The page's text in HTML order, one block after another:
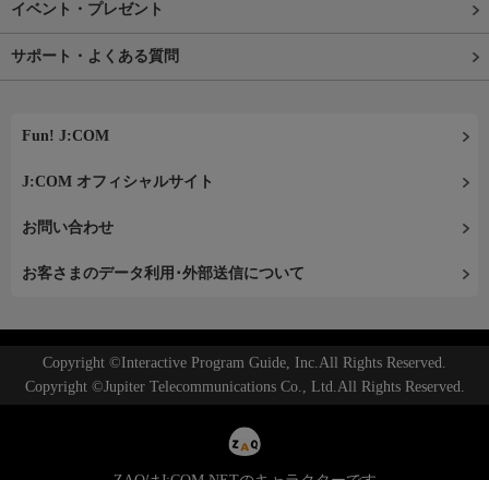
イベント・プレゼント
サポート・よくある質問
Fun! J:COM
J:COM オフィシャルサイト
お問い合わせ
お客さまのデータ利用･外部送信について
Copyright ©Interactive Program Guide, Inc.All Rights Reserved.
Copyright ©Jupiter Telecommunications Co., Ltd.All Rights Reserved.